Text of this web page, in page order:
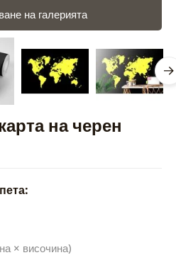
на черен
на галерията
× височина)